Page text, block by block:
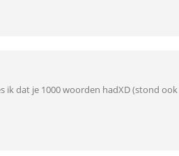
ik dat je 1000 woorden hadXD (stond ook